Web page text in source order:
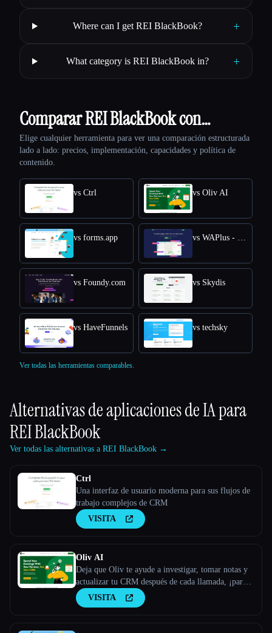
Where can I get REI BlackBook? +
What category is REI BlackBook in? +
Comparar REI BlackBook con…
Elige cualquier herramienta para ver una comparación estructurada
lado a lado: precios, implementación, capacidades y política de
contenido.
vs Ctrl vs Oliv AI
vs forms.app vs WAPlus - WhatsApp CRM
vs Foundy.com vs Skydis
vs HaveFunnels vs techsky
Ver todas las herramientas comparables.
Alternativas de aplicaciones de IA para
REI BlackBook
Ver todas las alternativas a REI BlackBook →
Ctrl
Una interfaz de usuario moderna para sus flujos de
trabajo complejos de CRM
VISITA
Oliv AI
Deja que Oliv te ayude a investigar, tomar notas y
actualizar tu CRM después de cada llamada, ¡para
que puedas concentrarte en ganar las
conversaciones!
VISITA